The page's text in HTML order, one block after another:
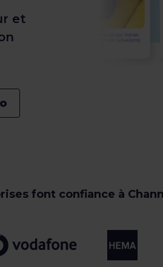
et
font confiance à